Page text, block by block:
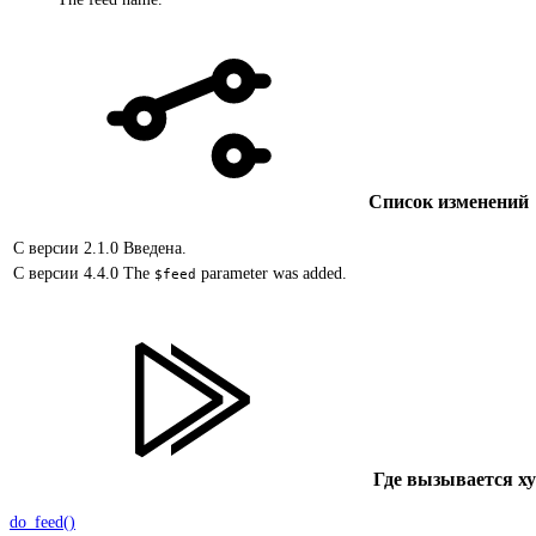
Список изменений
С версии 2.1.0 Введена.
С версии 4.4.0 The $feed parameter was added.
Где вызывается
do_feed()